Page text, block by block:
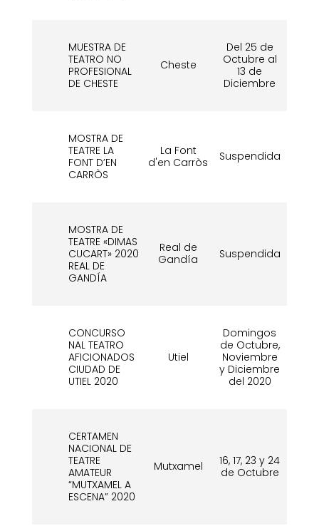
MUESTRA DE
TEATRO NO
PROFESIONAL
DE CHESTE
Cheste
Del 25 de
Octubre al
13 de
Diciembre
MOSTRA DE
TEATRE LA
FONT D’EN
CARRÒS
La Font
d'en Carròs
Suspendida
MOSTRA DE
TEATRE «DIMAS
CUCART» 2020
REAL DE
GANDÍA
Real de
Gandía
Suspendida
CONCURSO
NAL TEATRO
AFICIONADOS
CIUDAD DE
UTIEL 2020
Utiel
Domingos
de Octubre,
Noviembre
y Diciembre
del 2020
CERTAMEN
NACIONAL DE
TEATRE
AMATEUR
“MUTXAMEL A
ESCENA” 2020
Mutxamel
16, 17, 23 y 24
de Octubre